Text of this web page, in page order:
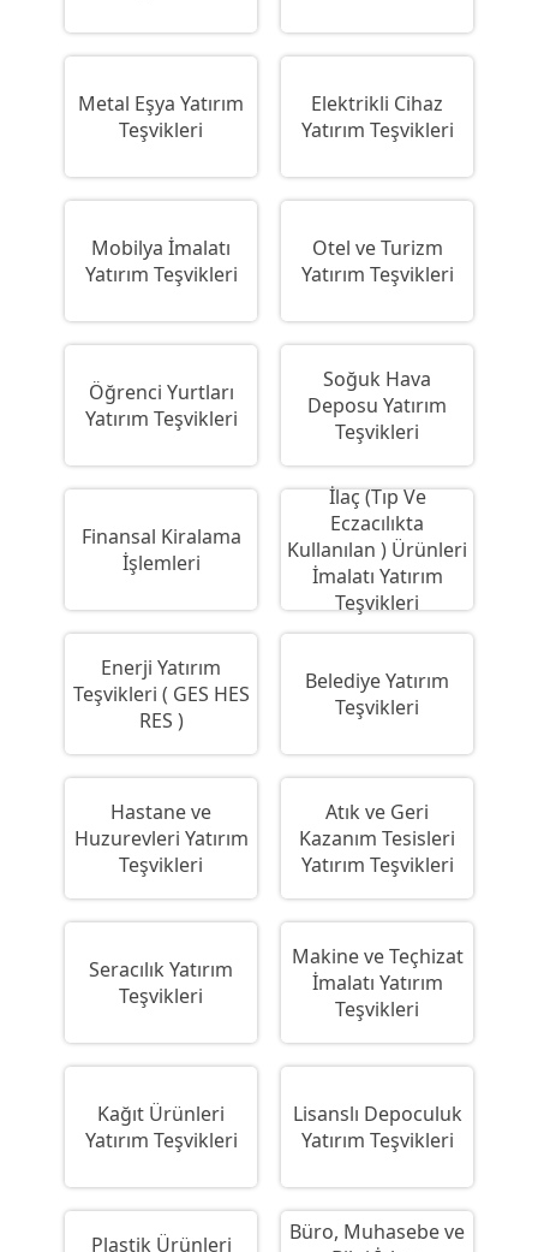
Metal Eşya Yatırım
Teşvikleri
Elektrikli Cihaz
Yatırım Teşvikleri
Mobilya İmalatı
Yatırım Teşvikleri
Otel ve Turizm
Yatırım Teşvikleri
Öğrenci Yurtları
Yatırım Teşvikleri
Soğuk Hava
Deposu Yatırım
Teşvikleri
Finansal Kiralama
İşlemleri
İlaç (Tıp Ve
Eczacılıkta
Kullanılan ) Ürünleri
İmalatı Yatırım
Teşvikleri
Enerji Yatırım
Teşvikleri ( GES HES
RES )
Belediye Yatırım
Teşvikleri
Hastane ve
Huzurevleri Yatırım
Teşvikleri
Atık ve Geri
Kazanım Tesisleri
Yatırım Teşvikleri
Seracılık Yatırım
Teşvikleri
Makine ve Teçhizat
İmalatı Yatırım
Teşvikleri
Kağıt Ürünleri
Yatırım Teşvikleri
Lisanslı Depoculuk
Yatırım Teşvikleri
Plastik Ürünleri
Büro, Muhasebe ve